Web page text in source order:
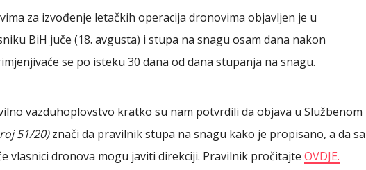
za izvođenje letačkih operacija dronovima objavljen je u
BiH juče (18. avgusta) i stupa na snagu osam dana nakon
se po isteku 30 dana od dana stupanja na snagu.
vazduhoplovstvo kratko su nam potvrdili da objava u Službenom
51/20)znači da pravilnik stupa na snagu kako je propisano, a da sa
vlasnici dronova mogu javiti direkciji. Pravilnik pročitajte OVDJE.